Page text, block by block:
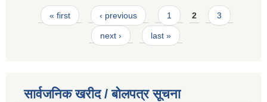
Pages
« first ‹ previous 1 2 3
next › last »
सार्वजनिक खरीद / बोलपत्र सूचना